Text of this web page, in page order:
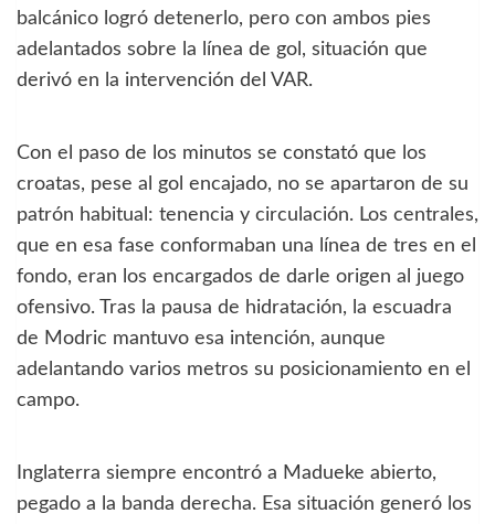
balcánico logró detenerlo, pero con ambos pies
adelantados sobre la línea de gol, situación que
derivó en la intervención del VAR.
Con el paso de los minutos se constató que los
croatas, pese al gol encajado, no se apartaron de su
patrón habitual: tenencia y circulación. Los centrales,
que en esa fase conformaban una línea de tres en el
fondo, eran los encargados de darle origen al juego
ofensivo. Tras la pausa de hidratación, la escuadra
de Modric mantuvo esa intención, aunque
adelantando varios metros su posicionamiento en el
campo.
Inglaterra siempre encontró a Madueke abierto,
pegado a la banda derecha. Esa situación generó los